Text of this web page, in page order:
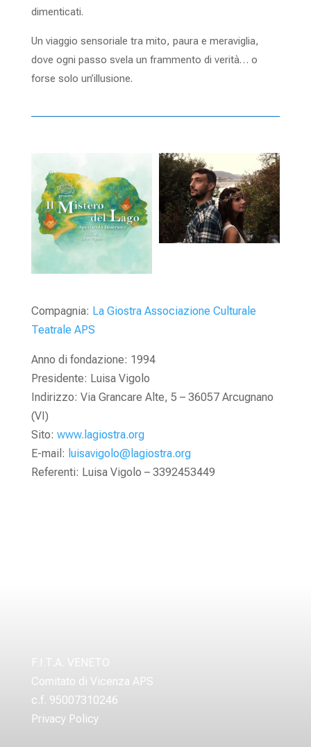
dimenticati.
Un viaggio sensoriale tra mito, paura e meraviglia,
dove ogni passo svela un frammento di verità… o
forse solo un’illusione.
Compagnia: La Giostra Associazione Culturale
Teatrale APS
Anno di fondazione: 1994
Presidente: Luisa Vigolo
Indirizzo: Via Grancare Alte, 5 – 36057 Arcugnano
(VI)
Sito: www.lagiostra.org
E-mail: luisavigolo@lagiostra.org
Referenti: Luisa Vigolo – 3392453449
F.I.T.A. VENETO
Comitato di Vicenza APS
c.f. 95007310246
Privacy Policy